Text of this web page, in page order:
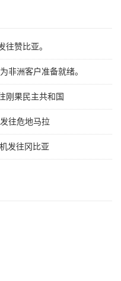
往赞比亚。
非洲客户准备就绪。
刚果民主共和国
往危地马拉
发往冈比亚